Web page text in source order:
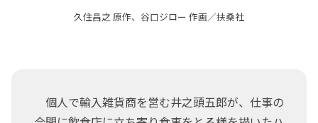
久住昌之 原作、谷口ジロー 作画／扶桑社
個人で輸入雑貨商を営む井之頭五郎が、仕事の